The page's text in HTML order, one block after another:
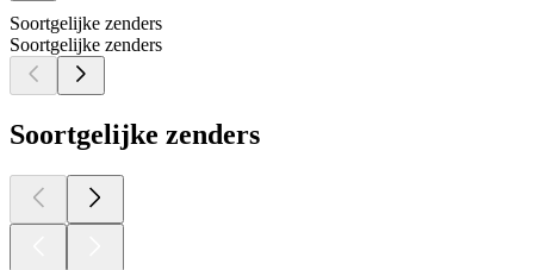
Soortgelijke zenders
Soortgelijke zenders
Soortgelijke zenders